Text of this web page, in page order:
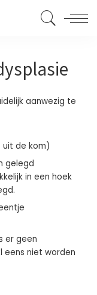
aanwezig te
uit de kom)
gelegd
in een hoek
er geen
eens niet worden